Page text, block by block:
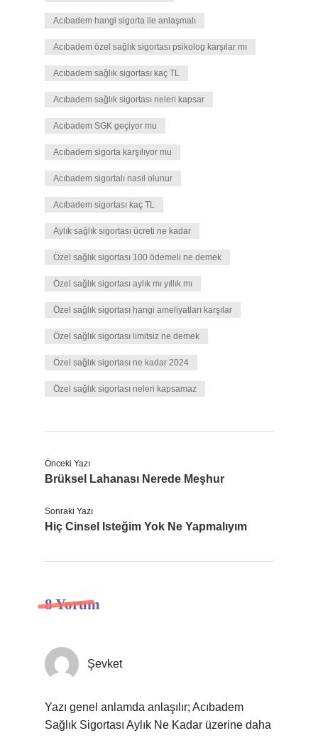
Acıbadem hangi sigorta ile anlaşmalı
Acıbadem özel sağlık sigortası psikolog karşılar mı
Acıbadem sağlık sigortası kaç TL
Acıbadem sağlık sigortası neleri kapsar
Acıbadem SGK geçiyor mu
Acıbadem sigorta karşılıyor mu
Acıbadem sigortalı nasıl olunur
Acıbadem sigortası kaç TL
Aylık sağlık sigortası ücreti ne kadar
Özel sağlık sigortası 100 ödemeli ne demek
Özel sağlık sigortası aylık mı yıllık mı
Özel sağlık sigortası hangi ameliyatları karşılar
Özel sağlık sigortası limitsiz ne demek
Özel sağlık sigortası ne kadar 2024
Özel sağlık sigortası neleri kapsamaz
Önceki Yazı
Brüksel Lahanası Nerede Meşhur
Sonraki Yazı
Hiç Cinsel Isteğim Yok Ne Yapmalıyım
8 Yorum
Şevket
Yazı genel anlamda anlaşılır; Acıbadem
Sağlık Sigortası Aylık Ne Kadar üzerine daha